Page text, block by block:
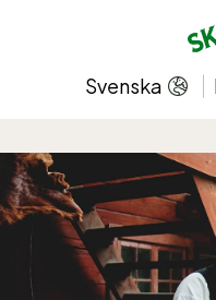
Svenska